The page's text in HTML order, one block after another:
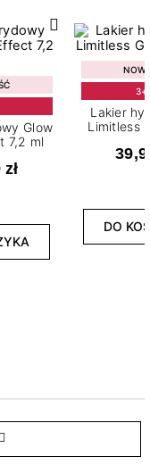
Glow
7,2 ml
Lakier
Limitless
DO